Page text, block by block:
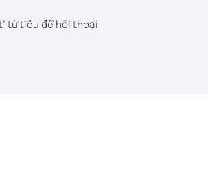
từ tiêu đề hội thoại